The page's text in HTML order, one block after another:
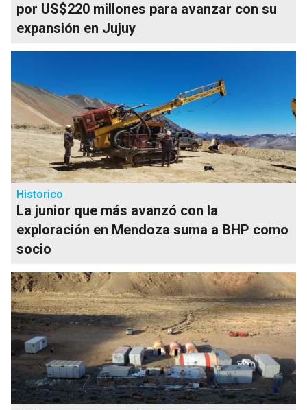
por US$220 millones para avanzar con su
expansión en Jujuy
Historico
La junior que más avanzó con la
exploración en Mendoza suma a BHP como
socio